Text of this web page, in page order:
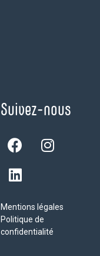
Suivez-nous
Mentions légales
Politique de
confidentialité